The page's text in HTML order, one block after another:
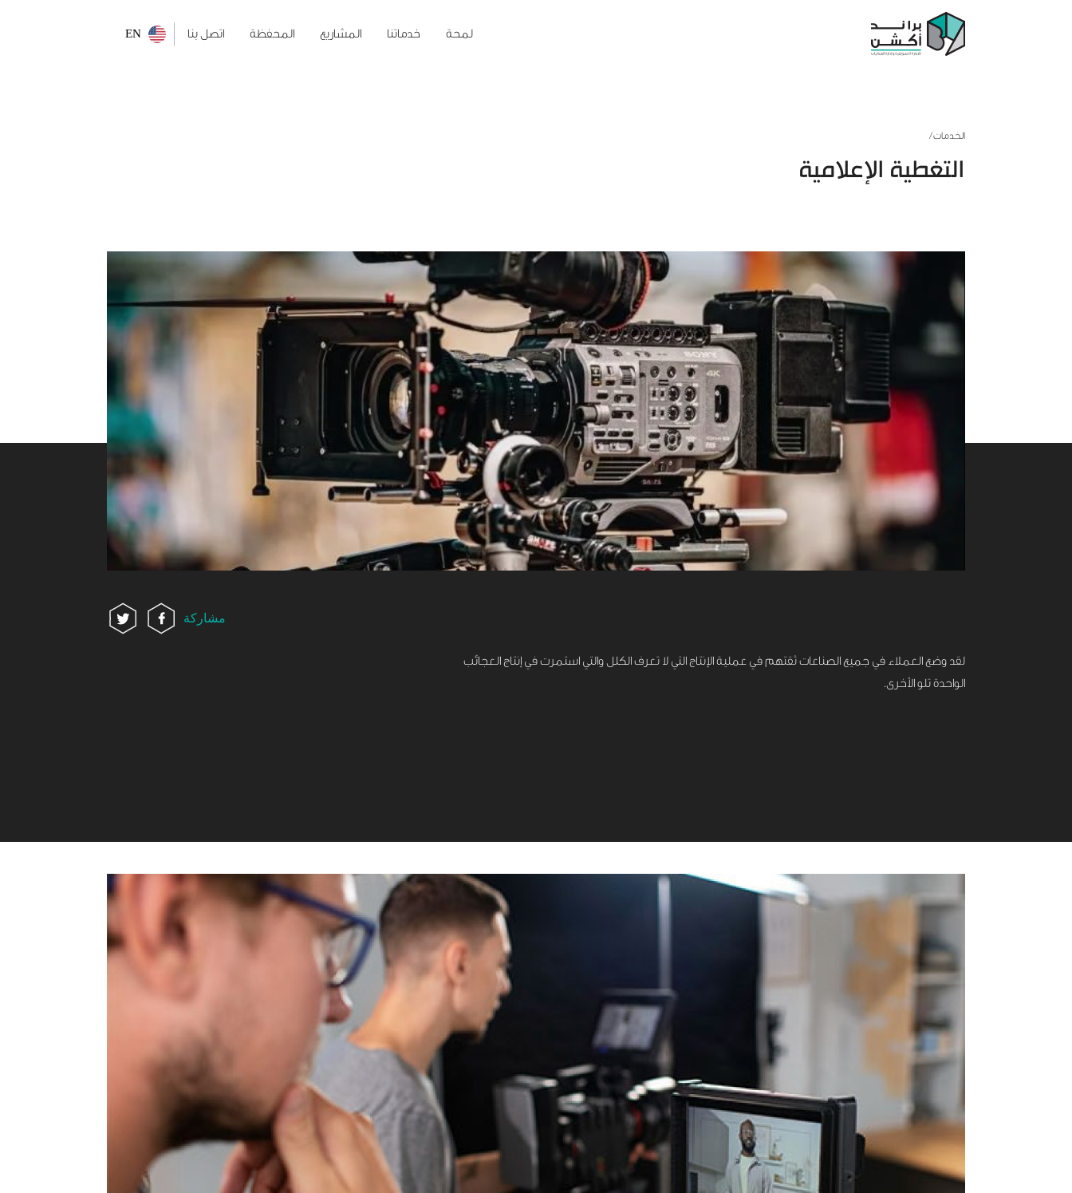
لمحة خدماتنا المشاريع المحفظة اتصل بنا EN
الخدمات/
التغطية الإعلامية
مشاركة
لقد وضع العملاء في جميع الصناعات ثقتهم في عملية الإنتاج التي لا تعرف الكلل والتي استمرت في إنتاج العجائب
الواحدة تلو الأخرى.